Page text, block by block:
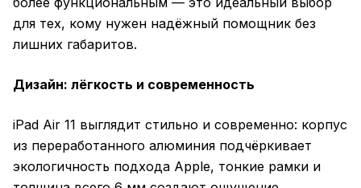
для тех, кому нужен надёжный помощник без
лишних габаритов.
Дизайн: лёгкость и современность
iPad Air 11 выглядит стильно и современно: корпус
из переработанного алюминия подчёркивает
экологичность подхода Apple, тонкие рамки и